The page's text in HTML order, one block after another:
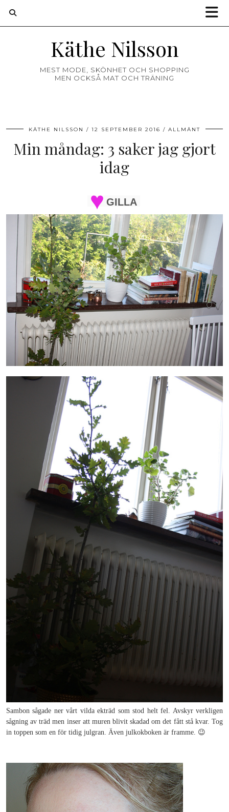
Käthe Nilsson
MEST MODE, SKÖNHET OCH SHOPPING
MEN OCKSÅ MAT OCH TRÄNING
KÄTHE NILSSON 12 SEPTEMBER 2016 ALLMÄNT
Min måndag: 3 saker jag gjort
idag
GILLA
Sambon sågade ner vårt vilda ekträd som stod helt fel. Avskyr verkligen
sågning av träd men inser att muren blivit skadad om det fått stå kvar. Tog
in toppen som en för tidig julgran. Även julkokboken är framme. 😉